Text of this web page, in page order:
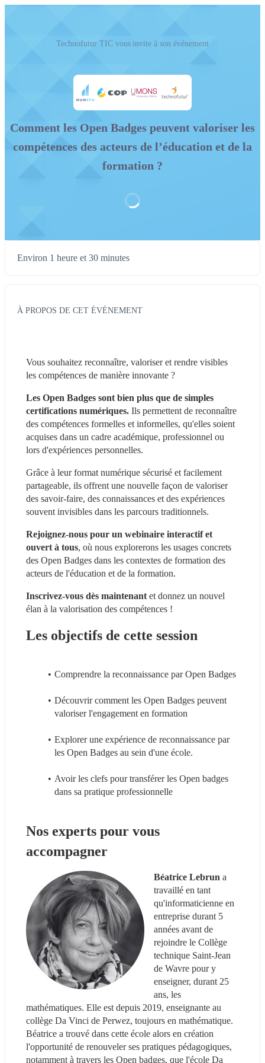
Technofutur TIC vous invite à son événement
Comment les Open Badges peuvent valoriser les
compétences des acteurs de l’éducation et de la
formation ?
Environ 1 heure et 30 minutes
À PROPOS DE CET ÉVÉNEMENT
Vous souhaitez reconnaître, valoriser et rendre visibles
les compétences de manière innovante ?
Les Open Badges sont bien plus que de simples
certifications numériques. Ils permettent de reconnaître
des compétences formelles et informelles, qu'elles soient
acquises dans un cadre académique, professionnel ou
lors d'expériences personnelles.
Grâce à leur format numérique sécurisé et facilement
partageable, ils offrent une nouvelle façon de valoriser
des savoir-faire, des connaissances et des expériences
souvent invisibles dans les parcours traditionnels.
Rejoignez-nous pour un webinaire interactif et
ouvert à tous, où nous explorerons les usages concrets
des Open Badges dans les contextes de formation des
acteurs de l'éducation et de la formation.
Inscrivez-vous dès maintenant et donnez un nouvel
élan à la valorisation des compétences !
Les objectifs de cette session
Comprendre la reconnaissance par Open Badges
Découvrir comment les Open Badges peuvent
valoriser l'engagement en formation
Explorer une expérience de reconnaissance par
les Open Badges au sein d'une école.
Avoir les clefs pour transférer les Open badges
dans sa pratique professionnelle
Nos experts pour vous
accompagner
Béatrice Lebrun a
travaillé en tant
qu'informaticienne en
entreprise durant 5
années avant de
rejoindre le Collège
technique Saint-Jean
de Wavre pour y
enseigner, durant 25
ans, les
mathématiques. Elle est depuis 2019, enseignante au
collège Da Vinci de Perwez, toujours en mathématique.
Béatrice a trouvé dans cette école alors en création
l'opportunité de renouveler ses pratiques pédagogiques,
notamment à travers les Open badges, que l'école Da